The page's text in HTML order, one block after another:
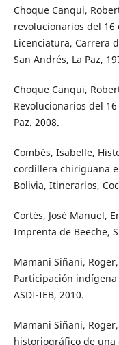
Choque Canqui,
revolucionarios del 16
Licenciatura, Carrera
San Andrés, La Paz,
Choque Canqui,
Revolucionarios del
Paz. 2008.
Combés, Isabelle,
cordillera chiriguana
Bolivia, Itinerarios,
Cortés, José Manuel,
Imprenta de Beeche,
Mamani Siñani,
Participación indígena
ASDI-IEB, 2010.
Mamani Siñani,
historiográfico de